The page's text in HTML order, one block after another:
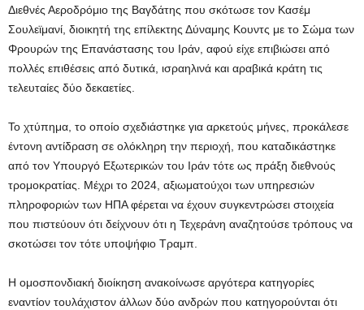
Διεθνές Αεροδρόμιο της Βαγδάτης που σκότωσε τον Κασέμ
Σουλεϊμανί, διοικητή της επίλεκτης Δύναμης Κουντς με το Σώμα των
Φρουρών της Επανάστασης του Ιράν, αφού είχε επιβιώσει από
πολλές επιθέσεις από δυτικά, ισραηλινά και αραβικά κράτη τις
τελευταίες δύο δεκαετίες.
Το χτύπημα, το οποίο σχεδιάστηκε για αρκετούς μήνες, προκάλεσε
έντονη αντίδραση σε ολόκληρη την περιοχή, που καταδικάστηκε
από τον Υπουργό Εξωτερικών του Ιράν τότε ως πράξη διεθνούς
τρομοκρατίας. Μέχρι το 2024, αξιωματούχοι των υπηρεσιών
πληροφοριών των ΗΠΑ φέρεται να έχουν συγκεντρώσει στοιχεία
που πιστεύουν ότι δείχνουν ότι η Τεχεράνη αναζητούσε τρόπους να
σκοτώσει τον τότε υποψήφιο Τραμπ.
Η ομοσπονδιακή διοίκηση ανακοίνωσε αργότερα κατηγορίες
εναντίον τουλάχιστον άλλων δύο ανδρών που κατηγορούνται ότι